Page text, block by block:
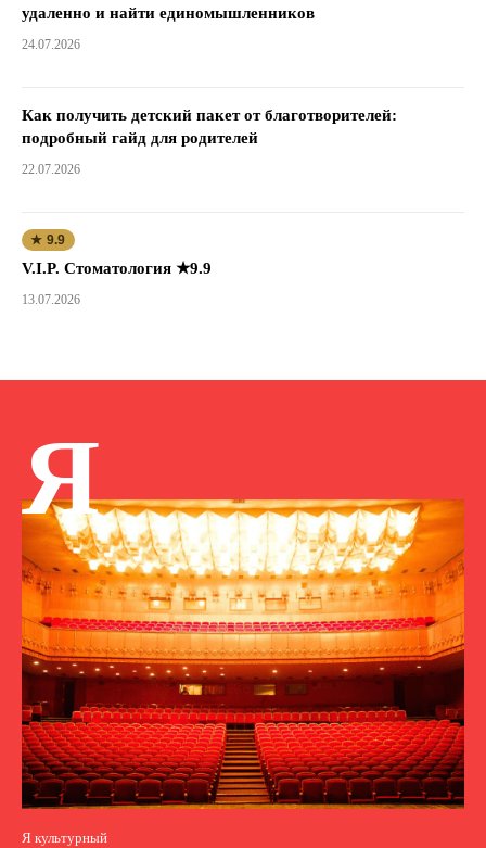
удаленно и найти единомышленников
24.07.2026
Как получить детский пакет от благотворителей:
подробный гайд для родителей
22.07.2026
★ 9.9
V.I.P. Стоматология ★9.9
13.07.2026
Я
Я культурный